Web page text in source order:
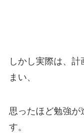
しかし実際は、
まい、
思ったほど勉強
す。